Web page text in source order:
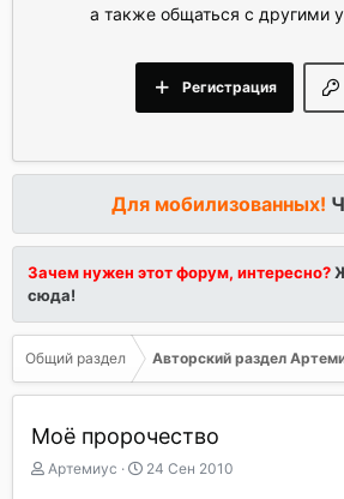
а также общаться с другими
Регистрация
Для мобилизованных!
Зачем нужен этот форум, интересно?
сюда!
Общий раздел Авторский раздел
Моё пророчество
А
Артемиус
Д
24 Сен 2010